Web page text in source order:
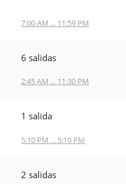
7:00 AM ... 11:59 PM
6 salidas
2:45 AM ... 11:30 PM
1 salida
5:10 PM ... 5:10 PM
2 salidas